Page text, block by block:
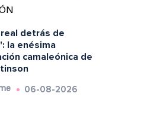
detrás de
la enésima
camaleónica de
06-08-2026